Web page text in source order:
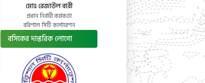
মোঃ রেজাউল বারী
প্রধান নির্বাহী কর্মকর্তা
বরিশাল সিটি কর্পোরেশন
বসিকের দাপ্তরিক লোগো